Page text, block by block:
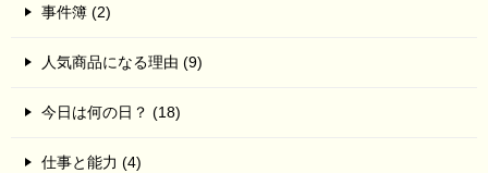
事件簿 (2)
人気商品になる理由 (9)
今日は何の日？ (18)
仕事と能力 (4)